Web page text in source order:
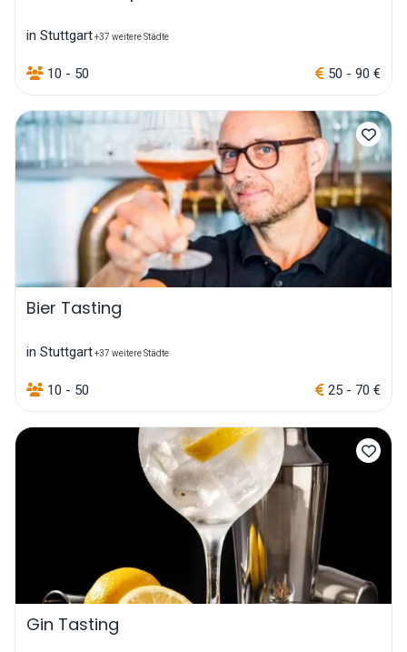
in Stuttgart+37 weitere Städte
10 - 50 50 - 90 €
Bier Tasting
in Stuttgart+37 weitere Städte
10 - 50 25 - 70 €
Gin Tasting